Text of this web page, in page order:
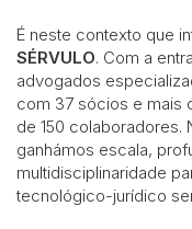
É neste contexto que
SÉRVULO. Com a
advogados
com 37 sócios e mais
de 150 colaboradores.
ganhámos escala,
multidisciplinaridade
tecnológico-jurídico